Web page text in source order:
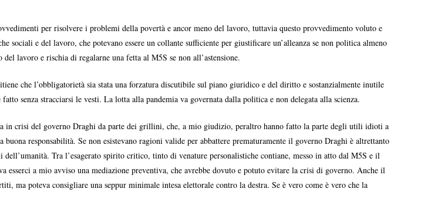
per risolvere i problemi della povertà e ancor meno del lavoro, tuttavia questo provvedimento voluto e
sociali e del lavoro, che potevano essere un collante sufficiente per giustificare un’alleanza se non politica almeno
lavoro e rischia di regalarne una fetta al M5S se non all’astensione.
che l’obbligatorietà sia stata una forzatura discutibile sul piano giuridico e del diritto e sostanzialmente inutile
senza stracciarsi le vesti. La lotta alla pandemia va governata dalla politica e non delegata alla scienza.
in crisi del governo Draghi da parte dei grillini, che, a mio giudizio, peraltro hanno fatto la parte degli utili idioti a
responsabilità. Se non esistevano ragioni valide per abbattere prematuramente il governo Draghi è altrettanto
Tra l’esagerato spirito critico, tinto di venature personalistiche contiane, messo in atto dal M5S e il
esserci a mio avviso una mediazione preventiva, che avrebbe dovuto e potuto evitare la crisi di governo. Anche il
ma poteva consigliare una seppur minimale intesa elettorale contro la destra. Se è vero come è vero che la